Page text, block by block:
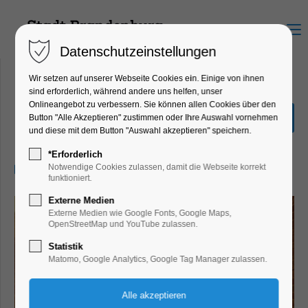
Menu
Mythos Maria
Ausstellung
15.10.2025, 10:00–17:00
Datenschutzeinstellungen
Wir setzen auf unserer Webseite Cookies ein. Einige von ihnen
sind erforderlich, während andere uns helfen, unser
Onlineangebot zu verbessern. Sie können allen Cookies über den
Button "Alle Akzeptieren" zustimmen oder Ihre Auswahl vornehmen
und diese mit dem Button "Auswahl akzeptieren" speichern.
*Erforderlich
Notwendige Cookies zulassen, damit die Webseite korrekt
funktioniert.
Externe Medien
Externe Medien wie Google Fonts, Google Maps,
OpenStreetMap und YouTube zulassen.
Statistik
Matomo, Google Analytics, Google Tag Manager zulassen.